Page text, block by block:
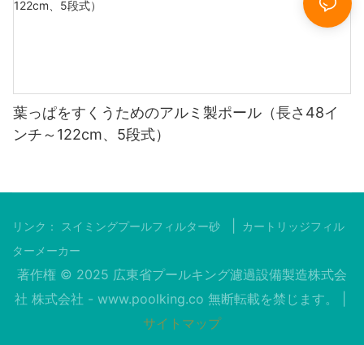
葉っぱをすくうためのアルミ製ポール（長さ48イ
ンチ～122cm、5段式）
リンク： スイミングプールフィルター砂
カートリッジフィル
ターメーカー
著作権 © 2025 広東省プールキング濾過設備製造株式会
社 株式会社 - www.poolking.co 無断転載を禁じます。 |
サイトマップ